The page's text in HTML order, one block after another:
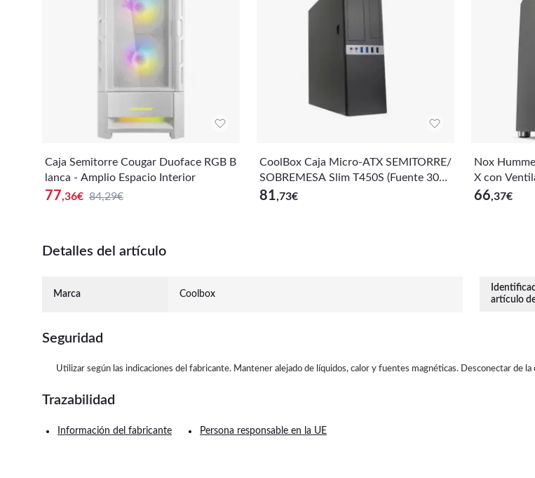
Caja Semitorre Cougar Duoface RGB B
lanca - Amplio Espacio Interior
77,36€ 84,29€
CoolBox Caja Micro-ATX SEMITORRE/
SOBREMESA Slim T450S (Fuente 300)
USB3.0
81,73€
Nox
X con
es de
66,37€
Detalles del artículo
Marca Coolbox
artículo
Seguridad
Utilizar según las indicaciones del fabricante. Mantener alejado de líquidos, calor y fuentes magnéticas. Desconectar de
Trazabilidad
Información del fabricante Persona responsable en la UE